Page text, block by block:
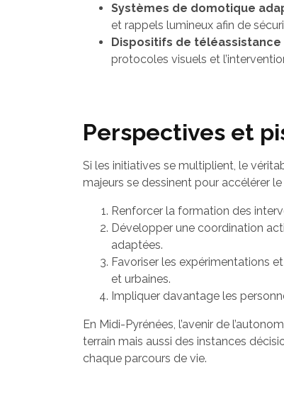
Systèmes de domotique
et rappels lumineux afin de
Dispositifs de téléassistance
protocoles visuels et
Perspectives et
Si les initiatives se multiplient, le
majeurs se dessinent pour accélérer
Renforcer la formation des
Développer une coordination
adaptées.
Favoriser les expérimentations
et urbaines.
Impliquer davantage les
En Midi-Pyrénées, l’avenir de
terrain mais aussi des instances
chaque parcours de vie.